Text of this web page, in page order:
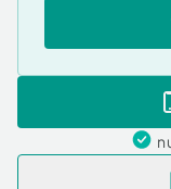
frumusetea
experiente